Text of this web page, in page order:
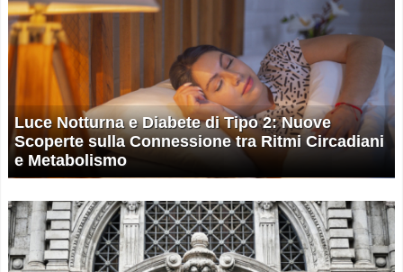
Luce Notturna e Diabete di Tipo 2: Nuove
Scoperte sulla Connessione tra Ritmi Circadiani
e Metabolismo